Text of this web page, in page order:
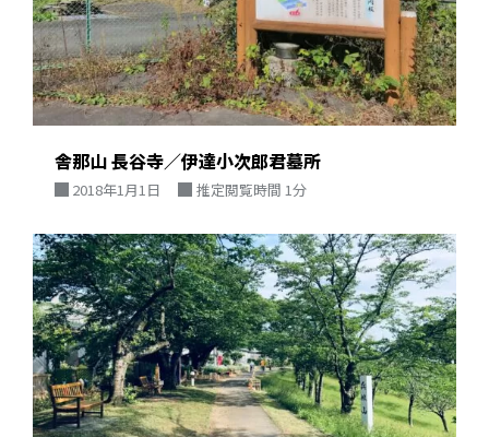
舎那山 長谷寺／伊達小次郎君墓所
2018年1月1日 推定閲覧時間 1分